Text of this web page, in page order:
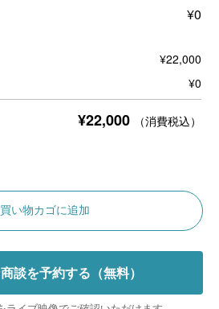
¥0
¥22,000
¥0
¥22,000 （消費税込）
い物カゴに追加
談を予約する（無料）